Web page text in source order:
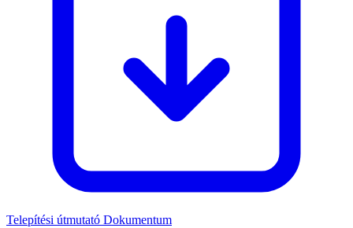
Telepítési útmutató Dokumentum